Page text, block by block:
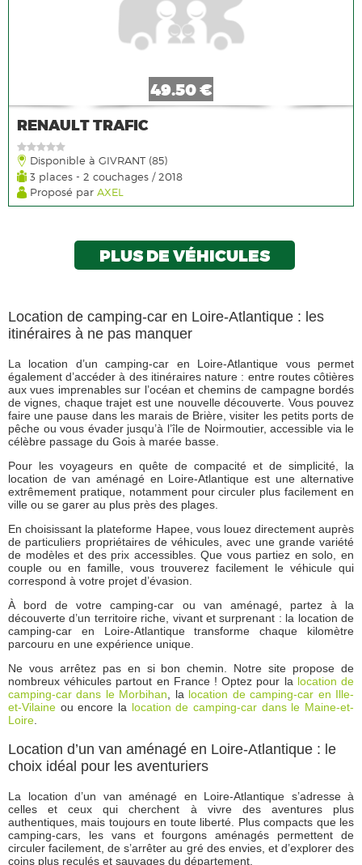
49.50 €
RENAULT TRAFIC
Disponible à GIVRANT (85)
3 places - 2 couchages / 2018
Proposé parAXEL
PLUS DE VÉHICULES
Location de camping-car en Loire-Atlantique : les
itinéraires à ne pas manquer
La location d’un camping-car en Loire-Atlantique vous permet
également d’accéder à des itinéraires nature : entre routes côtières
aux vues imprenables sur l’océan et chemins de campagne bordés
de vignes, chaque trajet est une nouvelle découverte. Vous pouvez
faire une pause dans les marais de Brière, visiter les petits ports de
pêche ou vous évader jusqu’à l’île de Noirmoutier, accessible via le
célèbre passage du Gois à marée basse.
Pour les voyageurs en quête de compacité et de simplicité, la
location de van aménagé en Loire-Atlantique est une alternative
extrêmement pratique, notamment pour circuler plus facilement en
ville ou se garer au plus près des plages.
En choisissant la plateforme Hapee, vous louez directement auprès
de particuliers propriétaires de véhicules, avec une grande variété
de modèles et des prix accessibles. Que vous partiez en solo, en
couple ou en famille, vous trouverez facilement le véhicule qui
correspond à votre projet d’évasion.
À bord de votre camping-car ou van aménagé, partez à la
découverte d’un territoire riche, vivant et surprenant : la location de
camping-car en Loire-Atlantique transforme chaque kilomètre
parcouru en une expérience unique.
Ne vous arrêtez pas en si bon chemin. Notre site propose de
nombreux véhicules partout en France ! Optez pour la location de
camping-car dans le Morbihan , la location de camping-car en Ille-
et-Vilaine ou encore la location de camping-car dans le Maine-et-
Loire
Location d’un van aménagé en Loire-Atlantique : le
choix idéal pour les aventuriers
La location d’un van aménagé en Loire-Atlantique s’adresse à
celles et ceux qui cherchent à vivre des aventures plus
authentiques, mais toujours en toute liberté. Plus compacts que les
camping-cars, les vans et fourgons aménagés permettent de
circuler facilement, de s’arrêter au gré des envies, et d’explorer des
coins plus reculés et sauvages du département.